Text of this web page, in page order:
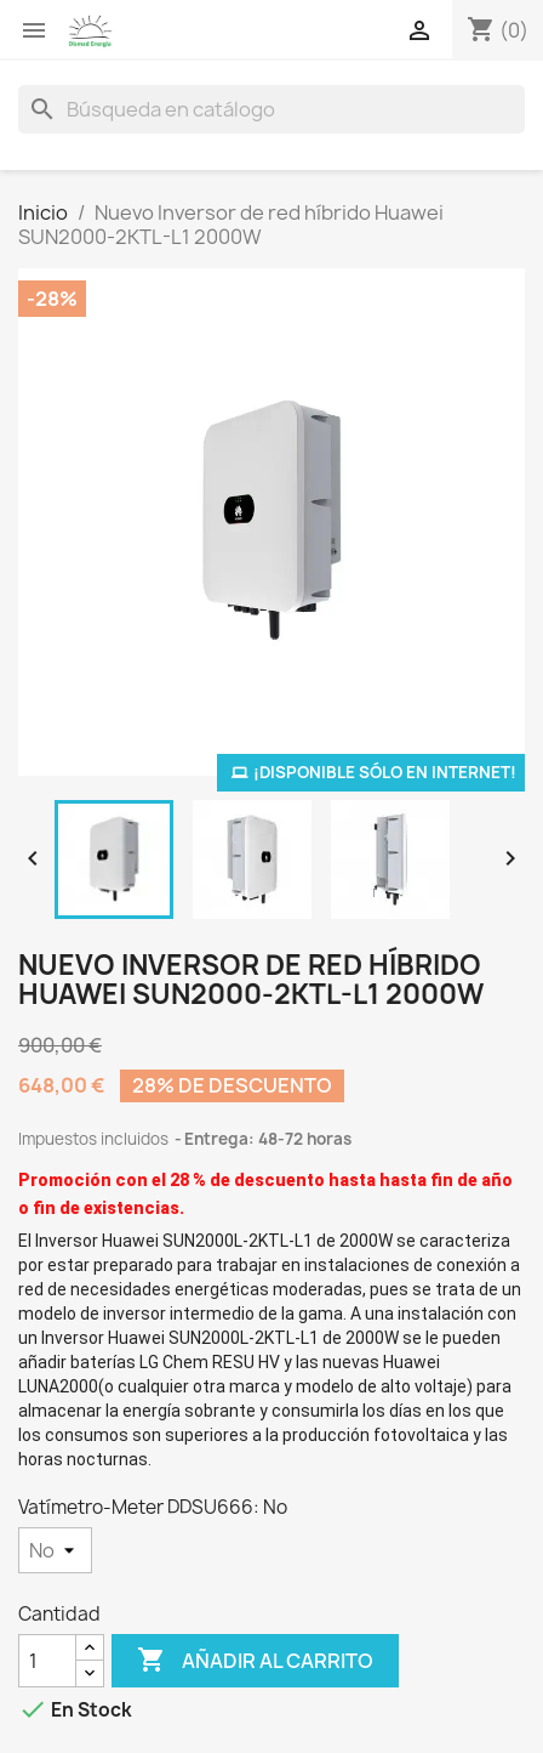
 shopping_cart (0)

search
Inicio
Nuevo Inversor de red híbrido Huawei
SUN2000-2KTL-L1 2000W
¡DISPONIBLE SÓLO EN INTERNET!
-28%
 
NUEVO INVERSOR DE RED HÍBRIDO
HUAWEI SUN2000-2KTL-L1 2000W
900,00 €
648,00 €
28% DE DESCUENTO
Impuestos incluidos Entrega: 48-72 horas
Promoción con el 28 % de descuento hasta hasta fin de año
o fin de existencias.
El
Inversor Huawei SUN2000L-2KTL-L1 de 2000Wse caracteriza
por estar preparado para trabajar en instalaciones de conexión a
red de necesidades energéticas moderadas, pues se trata de un
modelo de inversor intermedio de la gama. A una instalación con
un Inversor Huawei SUN2000L-2KTL-L1 de 2000Wse le pueden
añadir baterías LG Chem RESU HV y las nuevas Huawei
LUNA2000(o cualquier otra marca y modelo de alto voltaje) para
almacenar la energía sobrante y consumirla los días en los que
los consumos son superiores a la producción fotovoltaica y las
horas nocturnas.
Vatímetro-Meter DDSU666: No
Cantidad
 AÑADIR AL CARRITO
 En Stock